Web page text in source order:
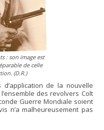
: son image est
de celle
(D.R.)
de la nouvelle
des revolvers Colt
Guerre Mondiale soient
n’a malheureusement pas